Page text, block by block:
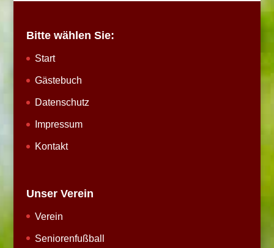
Bitte wählen Sie:
Start
Gästebuch
Datenschutz
Impressum
Kontakt
Unser Verein
Verein
Seniorenfußball